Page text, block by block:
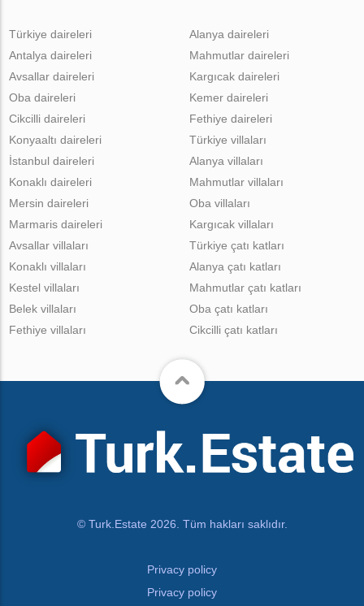
Türkiye daireleri
Antalya daireleri
Avsallar daireleri
Oba daireleri
Cikcilli daireleri
Alanya daireleri
Mahmutlar daireleri
Kargıcak daireleri
Kemer daireleri
Fethiye daireleri
Konyaaltı daireleri
İstanbul daireleri
Konaklı daireleri
Mersin daireleri
Marmaris daireleri
Türkiye villaları
Alanya villaları
Mahmutlar villaları
Oba villaları
Kargıcak villaları
Avsallar villaları
Konaklı villaları
Kestel villaları
Belek villaları
Fethiye villaları
Türkiye çatı katları
Alanya çatı katları
Mahmutlar çatı katları
Oba çatı katları
Cikcilli çatı katları
© Turk.Estate 2026. Tüm hakları saklıdır.
Privacy policy
Privacy policy